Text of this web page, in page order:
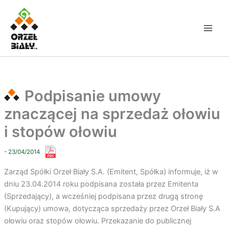
Przejdź
treści
Podpisanie umowy
znaczącej na sprzedaż ołowiu
i stopów ołowiu
- 23/04/2014
Zarząd Spółki Orzeł Biały S.A. (Emitent, Spółka) informuje, iż w
dniu 23.04.2014 roku podpisana została przez Emitenta
(Sprzedający), a wcześniej podpisana przez drugą stronę
(Kupujący) umowa, dotycząca sprzedaży przez Orzeł Biały S.A
ołowiu oraz stopów ołowiu. Przekazanie do publicznej